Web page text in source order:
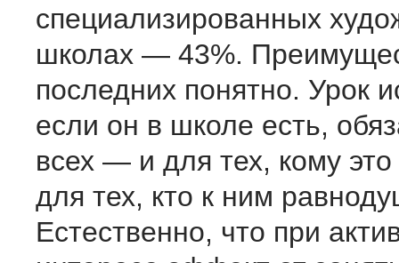
специализированных
школах — 43%.
последних понятно. Урок
если он в школе есть,
всех — и для тех, кому
для тех, кто к ним
Естественно, что при